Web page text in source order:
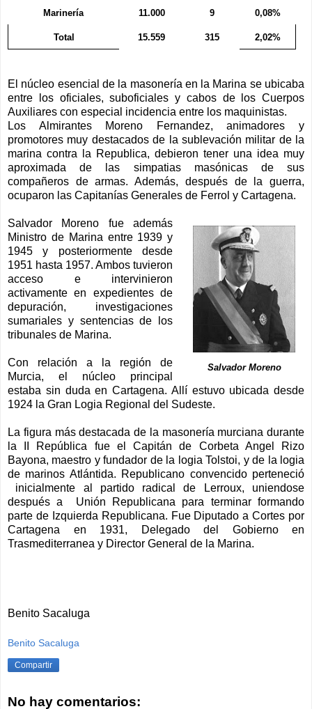
Marinería 11.000 9 0,08%
Total 15.559 315 2,02%
El núcleo esencial de la masonería en la Marina se ubicaba
entre los oficiales, suboficiales y cabos de los Cuerpos
Auxiliares con especial incidencia entre los maquinistas.
Los Almirantes Moreno Fernandez, animadores y
promotores muy destacados de la sublevación militar de la
marina contra la Republica, debieron tener una idea muy
aproximada de las simpatias masónicas de sus
compañeros de armas. Además, después de la guerra,
ocuparon las Capitanías Generales de Ferrol y Cartagena.
Salvador Moreno
Salvador Moreno fue además
Ministro de Marina entre 1939 y
1945 y posteriormente desde
1951 hasta 1957. Ambos tuvieron
acceso e intervinieron
activamente en expedientes de
depuración, investigaciones
sumariales y sentencias de los
tribunales de Marina.
Con relación a la región de
Murcia, el núcleo principal
estaba sin duda en Cartagena. Allí estuvo ubicada desde
1924 la Gran Logia Regional del Sudeste.
La figura más destacada de la masonería murciana durante
la II República fue el Capitán de Corbeta Angel Rizo
Bayona, maestro y fundador de la logia Tolstoi, y de la logia
de marinos Atlántida. Republicano convencido perteneció
inicialmente al partido radical de Lerroux, uniendose
después a Unión Republicana para terminar formando
parte de Izquierda Republicana. Fue Diputado a Cortes por
Cartagena en 1931, Delegado del Gobierno en
Trasmediterranea y Director General de la Marina.
Benito Sacaluga
Benito Sacaluga
Compartir
No hay comentarios: